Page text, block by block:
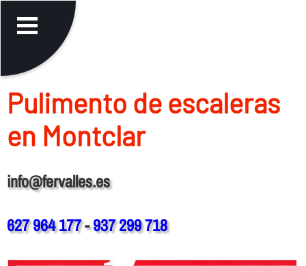
Pulimento de escaleras
en Montclar
info@fervalles.es
627 964 177-937 299 718